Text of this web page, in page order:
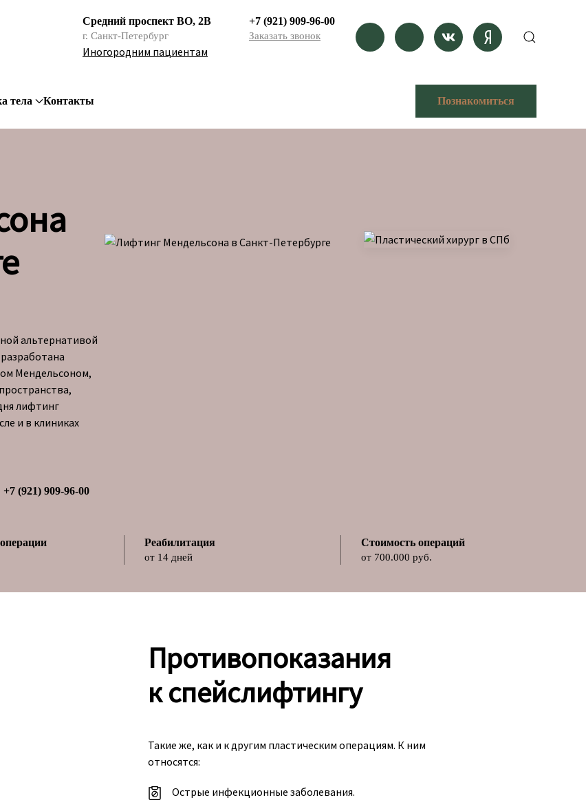
Средний проспект ВО, 2В
г. Санкт-Петербург
Иногородним пациентам
+7 (921) 909-96-00
Заказать звонок
тела Контакты Познакомиться
альтернативой
Мендельсоном,
лифтинг
и в клиниках
+7 (921) 909-96-00
Реабилитация
от 14 дней
Стоимость операций
от 700.000 руб.
Противопоказания
к спейслифтингу
Такие же, как и к другим пластическим операциям. К ним
относятся:
Острые инфекционные заболевания.